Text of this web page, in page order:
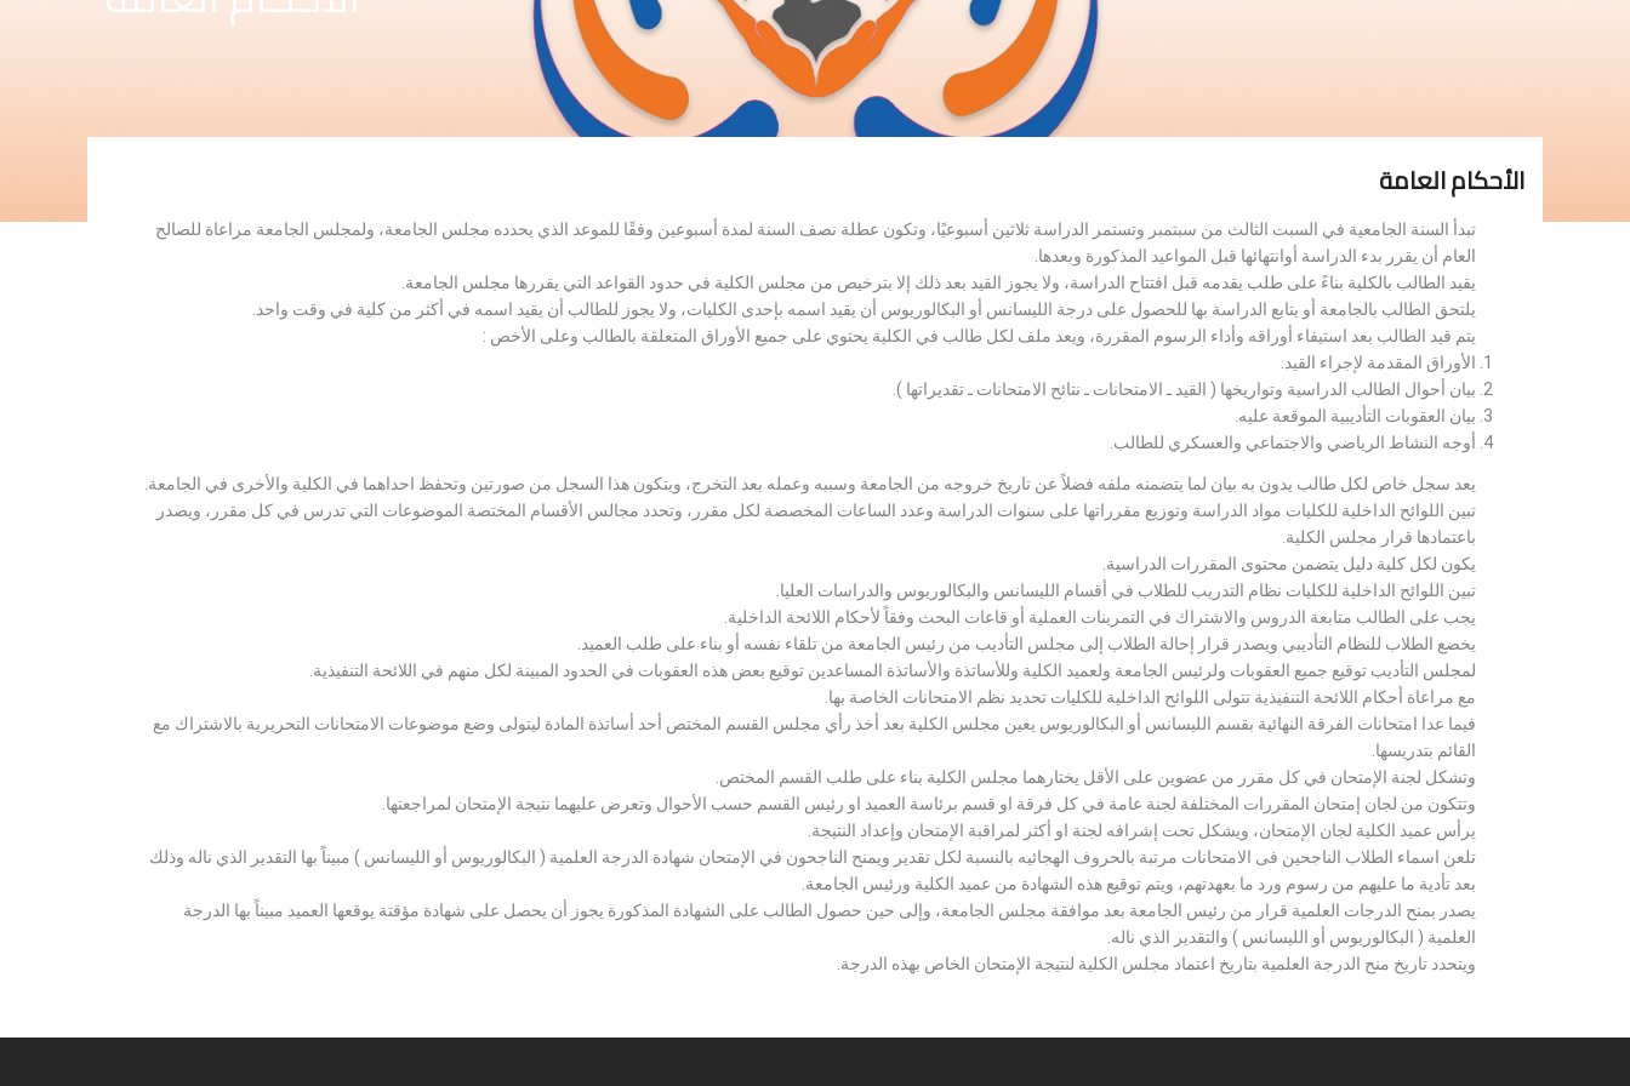
الأحكام العامة
تبدأ السنة الجامعية في السبت الثالث من سبتمبر وتستمر الدراسة ثلاثين أسبوعيًا، وتكون عطلة نصف السنة لمدة أسبوعين وفقًا للموعد الذي يحدده مجلس الجامعة، ولمجلس الجامعة مراعاة للصالح
العام أن يقرر بدء الدراسة أوانتهائها قبل المواعيد المذكورة وبعدها.
يقيد الطالب بالكلية بناءً على طلب يقدمه قبل افتتاح الدراسة، ولا يجوز القيد بعد ذلك إلا بترخيص من مجلس الكلية في حدود القواعد التي يقررها مجلس الجامعة.
يلتحق الطالب بالجامعة أو يتابع الدراسة بها للحصول على درجة الليسانس أو البكالوريوس أن يقيد اسمه بإحدى الكليات، ولا يجوز للطالب أن يقيد اسمه في أكثر من كلية في وقت واحد.
يتم قيد الطالب بعد استيفاء أوراقه وأداء الرسوم المقررة، ويعد ملف لكل طالب في الكلية يحتوي على جميع الأوراق المتعلقة بالطالب وعلى الأخص :
الأوراق المقدمة لإجراء القيد.
بيان أحوال الطالب الدراسية وتواريخها ( القيد ـ الامتحانات ـ نتائح الامتحانات ـ تقديراتها ).
بيان العقوبات التأديبية الموقعة عليه.
أوجه النشاط الرياضي والاجتماعي والعسكري للطالب.
يعد سجل خاص لكل طالب يدون به بيان لما يتضمنه ملفه فضلاً عن تاريخ خروجه من الجامعة وسببه وعمله بعد التخرج، ويتكون هذا السجل من صورتين وتحفظ احداهما في الكلية والأخرى في الجامعة.
تبين اللوائح الداخلية للكليات مواد الدراسة وتوزيع مقرراتها على سنوات الدراسة وعدد الساعات المخصصة لكل مقرر، وتحدد مجالس الأقسام المختصة الموضوعات التي تدرس في كل مقرر، ويصدر
باعتمادها قرار مجلس الكلية.
يكون لكل كلية دليل يتضمن محتوى المقررات الدراسية.
تبين اللوائح الداخلية للكليات نظام التدريب للطلاب في أقسام الليسانس والبكالوريوس والدراسات العليا.
يجب على الطالب متابعة الدروس والاشتراك في التمرينات العملية أو قاعات البحث وفقاً لأحكام اللائحة الداخلية.
يخضع الطلاب للنظام التأديبي ويصدر قرار إحالة الطلاب إلى مجلس التأديب من رئيس الجامعة من تلقاء نفسه أو بناء على طلب العميد.
لمجلس التأديب توقيع جميع العقوبات ولرئيس الجامعة ولعميد الكلية وللأساتذة والأساتذة المساعدين توقيع بعض هذه العقوبات في الحدود المبينة لكل منهم في اللائحة التنفيذية.
مع مراعاة أحكام اللائحة التنفيذية تتولى اللوائح الداخلية للكليات تحديد نظم الامتحانات الخاصة بها.
فيما عدا امتحانات الفرقة النهائية بقسم الليسانس أو البكالوريوس يعين مجلس الكلية بعد أخذ رأي مجلس القسم المختص أحد أساتذة المادة ليتولى وضع موضوعات الامتحانات التحريرية بالاشتراك مع
القائم بتدريسها.
وتشكل لجنة الإمتحان في كل مقرر من عضوين على الأقل يختارهما مجلس الكلية بناء على طلب القسم المختص.
وتتكون من لجان إمتحان المقررات المختلفة لجنة عامة في كل فرقة او قسم برئاسة العميد او رئيس القسم حسب الأحوال وتعرض عليهما نتيجة الإمتحان لمراجعتها.
يرأس عميد الكلية لجان الإمتحان، ويشكل تحت إشرافه لجنة او أكثر لمراقبة الإمتحان وإعداد النتيجة.
تلعن اسماء الطلاب الناجحين فى الامتحانات مرتبة بالحروف الهجائيه بالنسبة لكل تقدير ويمنح الناجحون في الإمتحان شهادة الدرجة العلمية ( البكالوريوس أو الليسانس ) مبيناً بها التقدير الذي ناله وذلك
بعد تأدية ما عليهم من رسوم ورد ما بعهدتهم، ويتم توقيع هذه الشهادة من عميد الكلية ورئيس الجامعة.
يصدر بمنح الدرجات العلمية قرار من رئيس الجامعة بعد موافقة مجلس الجامعة، وإلى حين حصول الطالب على الشهادة المذكورة يجوز أن يحصل على شهادة مؤقتة يوقعها العميد مبيناً بها الدرجة
العلمية ( البكالوريوس أو الليسانس ) والتقدير الذي ناله.
ويتحدد تاريخ منح الدرجة العلمية بتاريخ اعتماد مجلس الكلية لنتيجة الإمتحان الخاص بهذه الدرجة.